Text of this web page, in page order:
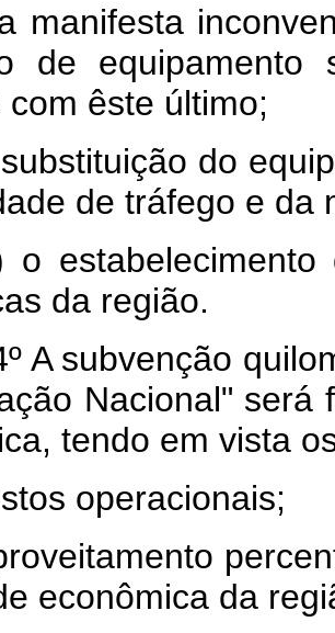
de equipamento
êste último;
do
de tráfego e da
de
da região.
A subvenção
Nacional" será
tendo em vista
operacionais;
econômica da